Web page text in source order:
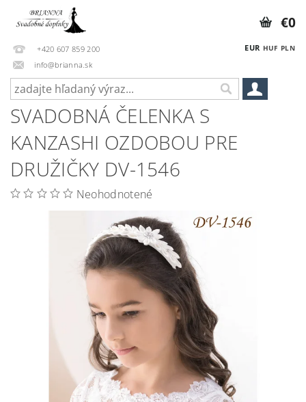
+420 607 859 200
info@brianna.sk
EUR HUF PLN
€0
SVADOBNÁ ČELENKA S
KANZASHI OZDOBOU PRE
DRUŽIČKY DV-1546
Neohodnotené